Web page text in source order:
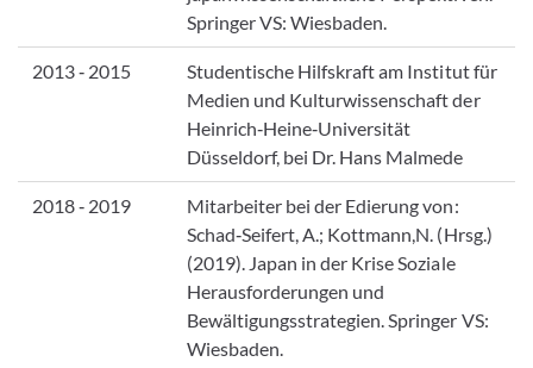
Springer VS: Wiesbaden.
2013 ‑ 2015
Studentische Hilfskraft am Institut für
Medien und Kulturwissenschaft der
Heinrich‐Heine‐Universität
Düsseldorf, bei Dr. Hans Malmede
2018 ‑ 2019
Mitarbeiter bei der Edierung von:
Schad‐Seifert, A.; Kottmann,N. (Hrsg.)
(2019). Japan in der Krise Soziale
Herausforderungen und
Bewältigungsstrategien. Springer VS:
Wiesbaden.